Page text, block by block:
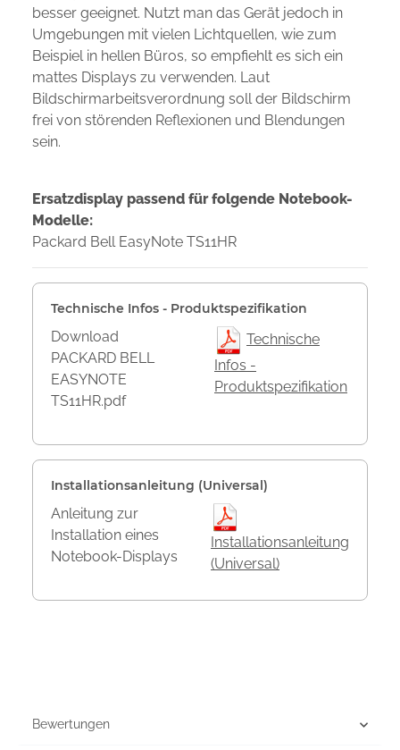
besser geeignet. Nutzt man das Gerät jedoch in
Umgebungen mit vielen Lichtquellen, wie zum
Beispiel in hellen Büros, so empfiehlt es sich ein
mattes Displays zu verwenden. Laut
Bildschirmarbeitsverordnung soll der Bildschirm
frei von störenden Reflexionen und Blendungen
sein.
Ersatzdisplay passend für folgende Notebook-
Modelle:
Packard Bell EasyNote TS11HR
Technische Infos - Produktspezifikation
Download
PACKARD BELL
EASYNOTE
TS11HR.pdf
Technische
Infos -
Produktspezifikation
Installationsanleitung (Universal)
Anleitung zur
Installation eines
Notebook-Displays
Installationsanleitung
(Universal)
Bewertungen